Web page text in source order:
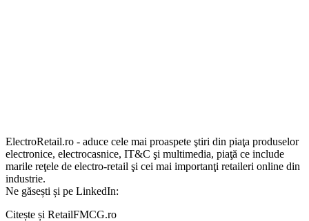
ElectroRetail.ro - aduce cele mai proaspete ştiri din piaţa produselor
electronice, electrocasnice, IT&C şi multimedia, piaţă ce include
marile reţele de electro-retail şi cei mai importanţi retaileri online din
industrie.
Ne găsești și pe LinkedIn:
Citește și RetailFMCG.ro